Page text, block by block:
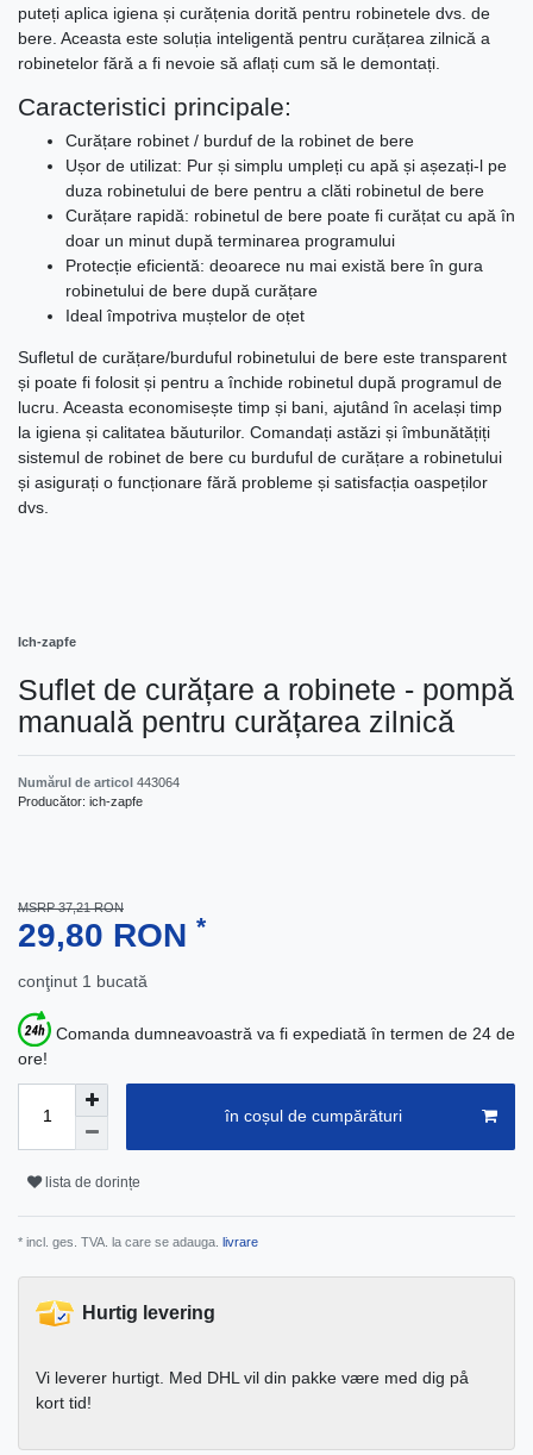
puteți aplica igiena și curățenia dorită pentru robinetele dvs. de
bere. Aceasta este soluția inteligentă pentru curățarea zilnică a
robinetelor fără a fi nevoie să aflați cum să le demontați.
Caracteristici principale:
Curățare robinet / burduf de la robinet de bere
Ușor de utilizat: Pur și simplu umpleți cu apă și așezați-l pe
duza robinetului de bere pentru a clăti robinetul de bere
Curățare rapidă: robinetul de bere poate fi curățat cu apă în
doar un minut după terminarea programului
Protecție eficientă: deoarece nu mai există bere în gura
robinetului de bere după curățare
Ideal împotriva muștelor de oțet
Sufletul de curățare/burduful robinetului de bere este transparent
și poate fi folosit și pentru a închide robinetul după programul de
lucru. Aceasta economisește timp și bani, ajutând în același timp
la igiena și calitatea băuturilor. Comandați astăzi și îmbunătățiți
sistemul de robinet de bere cu burduful de curățare a robinetului
și asigurați o funcționare fără probleme și satisfacția oaspeților
dvs.
Ich-zapfe
Suflet de curățare a robinete - pompă
manuală pentru curățarea zilnică
Numărul de articol 443064
Producător: ich-zapfe
MSRP 37,21 RON
29,80 RON *
conţinut 1 bucată
Comanda dumneavoastră va fi expediată în termen de 24 de
ore!
în coșul de cumpărături
lista de dorințe
* incl. ges. TVA. la care se adauga. livrare
Hurtig levering
Vi leverer hurtigt. Med DHL vil din pakke være med dig på
kort tid!